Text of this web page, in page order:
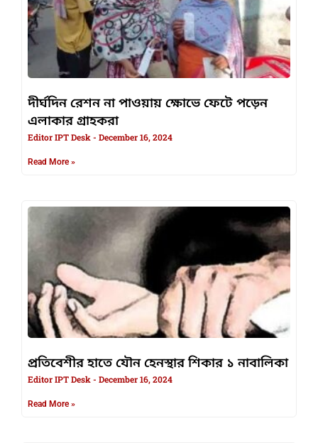
দীর্ঘদিন রেশন না পাওয়ায় ক্ষোভে ফেটে পড়েন
এলাকার গ্রাহকরা
Editor IPT Desk December 16, 2024
Read More »
প্রতিবেশীর হাতে যৌন হেনস্থার শিকার ১ নাবালিকা
Editor IPT Desk December 16, 2024
Read More »